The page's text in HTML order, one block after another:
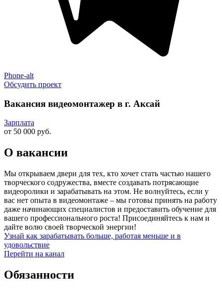
Phone-alt
Обсудить проект
Вакансия видеомонтажер в г. Аксай
Зарплата
от 50 000 руб.
О вакансии
Мы открываем двери для тех, кто хочет стать частью нашего
творческого содружества, вместе создавать потрясающие
видеоролики и зарабатывать на этом. Не волнуйтесь, если у
вас нет опыта в видеомонтаже – мы готовы принять на работу
даже начинающих специалистов и предоставить обучение для
вашего профессионального роста! Присоединяйтесь к нам и
дайте волю своей творческой энергии!
Узнай как зарабатывать больше, работая меньше и в
удовольствие
Перейти на канал
Обязанности